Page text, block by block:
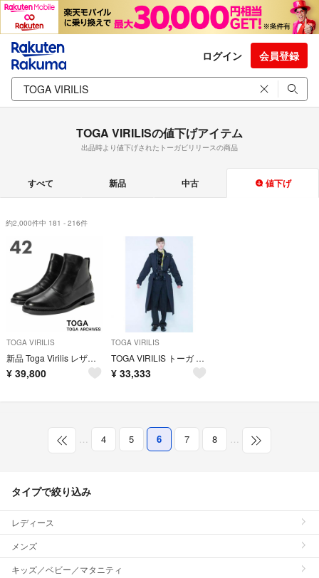
ログイン 会員登録
TOGA VIRILISの値下げアイテム
出品時より値下げされたトーガビリリースの商品
すべて 新品 中古 値下げ
約2,000件中 181 - 216件
TOGA VIRILIS
新品 Toga Virilis レザー ブーツ
¥ 39,800
TOGA VIRILIS
TOGA VIRILIS トーガ Gジャン ドッキング トレンチ サイズ 44
¥ 33,333
… 4 5 6 7 8 …
タイプで絞り込み
レディース
メンズ
キッズ／ベビー／マタニティ